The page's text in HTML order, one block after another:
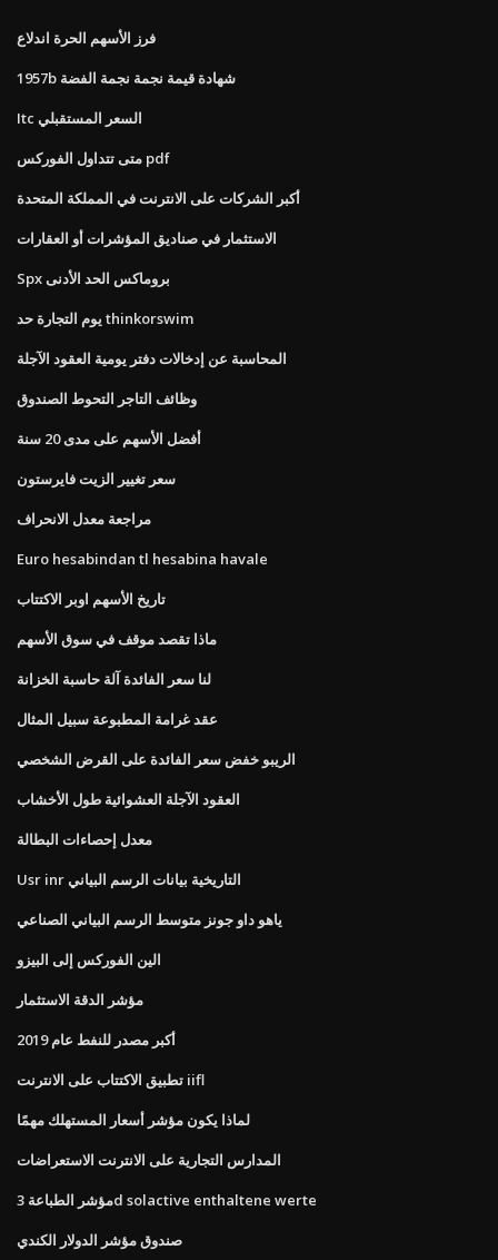
فرز الأسهم الحرة اندلاع
1957b شهادة قيمة نجمة نجمة الفضة
Itc السعر المستقبلي
متى تتداول الفوركس pdf
أكبر الشركات على الانترنت في المملكة المتحدة
الاستثمار في صناديق المؤشرات أو العقارات
Spx بروماكس الحد الأدنى
يوم التجارة حد thinkorswim
المحاسبة عن إدخالات دفتر يومية العقود الآجلة
وظائف التاجر التحوط الصندوق
أفضل الأسهم على مدى 20 سنة
سعر تغيير الزيت فايرستون
مراجعة معدل الانحراف
Euro hesabindan tl hesabina havale
تاريخ الأسهم اوبر الاكتتاب
ماذا تقصد موقف في سوق الأسهم
لنا سعر الفائدة آلة حاسبة الخزانة
عقد غرامة المطبوعة سبيل المثال
الريبو خفض سعر الفائدة على القرض الشخصي
العقود الآجلة العشوائية طول الأخشاب
معدل إحصاءات البطالة
Usr inr التاريخية بيانات الرسم البياني
ياهو داو جونز متوسط ​​الرسم البياني الصناعي
الين الفوركس إلى البيزو
مؤشر الدقة الاستثمار
أكبر مصدر للنفط عام 2019
تطبيق الاكتتاب على الانترنت iifl
لماذا يكون مؤشر أسعار المستهلك مهمًا
المدارس التجارية على الانترنت الاستعراضات
مؤشر الطباعة 3d solactive enthaltene werte
صندوق مؤشر الدولار الكندي